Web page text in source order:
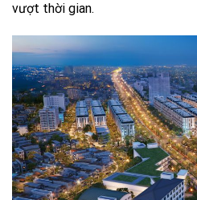
vượt thời gian.